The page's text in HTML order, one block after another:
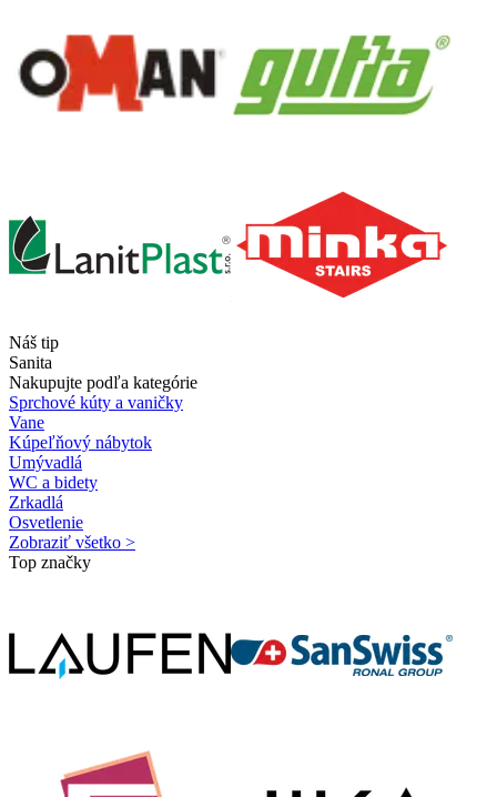
Náš tip
Sanita
Nakupujte podľa kategórie
Sprchové kúty a vaničky
Vane
Kúpeľňový nábytok
Umývadlá
WC a bidety
Zrkadlá
Osvetlenie
Zobraziť všetko >
Top značky